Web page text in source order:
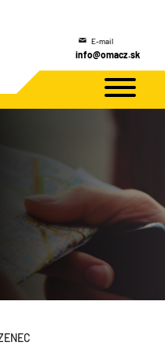
E-mail
info@omacz.sk